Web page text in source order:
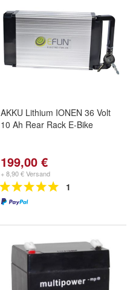
AKKU Lithium IONEN 36 Volt
10 Ah Rear Rack E-Bike
199,00 €
+ 8,90 € Versand
1